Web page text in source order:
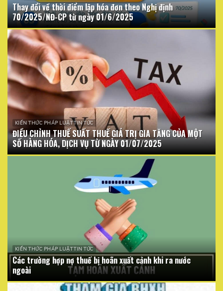
Thay đổi về thời điểm lập hóa đơn theo Nghị định
70/2025/NĐ-CP từ ngày 01/6/2025
KIẾN THỨC PHÁP LUẬT TIN TỨC
ĐIỀU CHỈNH THUẾ SUẤT THUẾ GIÁ TRỊ GIA TĂNG CỦA MỘT
SỐ HÀNG HÓA, DỊCH VỤ TỪ NGÀY 01/07/2025
KIẾN THỨC PHÁP LUẬT TIN TỨC
Các trường hợp nợ thuế bị hoãn xuất cảnh khi ra nước
ngoài